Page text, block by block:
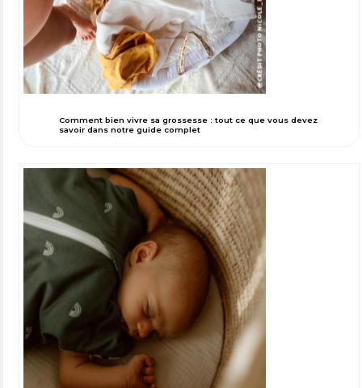
Comment bien vivre sa grossesse : tout ce que vous devez
savoir dans notre guide complet